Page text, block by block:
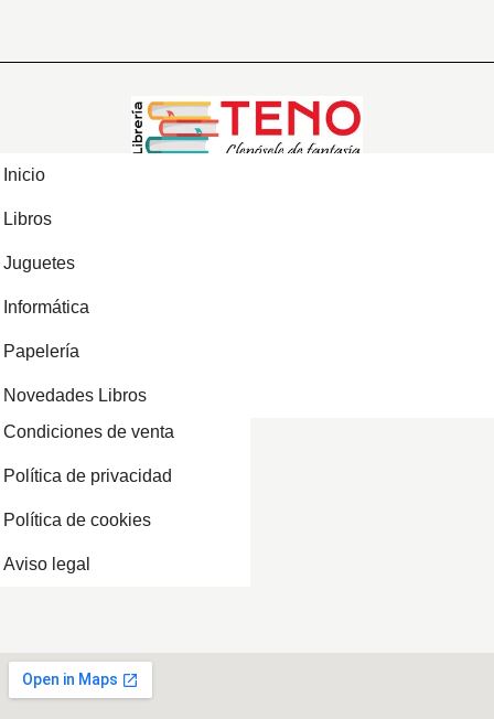
Inicio
Libros
Juguetes
Informática
Papelería
Novedades Libros
Condiciones de venta
Política de privacidad
Política de cookies
Aviso legal